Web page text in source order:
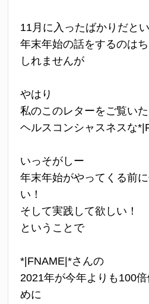
11月に入ったばかりだと
年末年始の話をするのは
しれませんが
やはり
私のこのレターをご覧い
ヘルスコンシャスネスな
いっそがしー
年末年始がやってくる前
い！
そして実践して欲しい！
ということで
*|FNAME|*さんの
2021年が今年よりも100
めに